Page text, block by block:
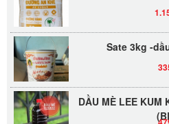
Sate 3kg -
DẦU MÈ LEE KUM